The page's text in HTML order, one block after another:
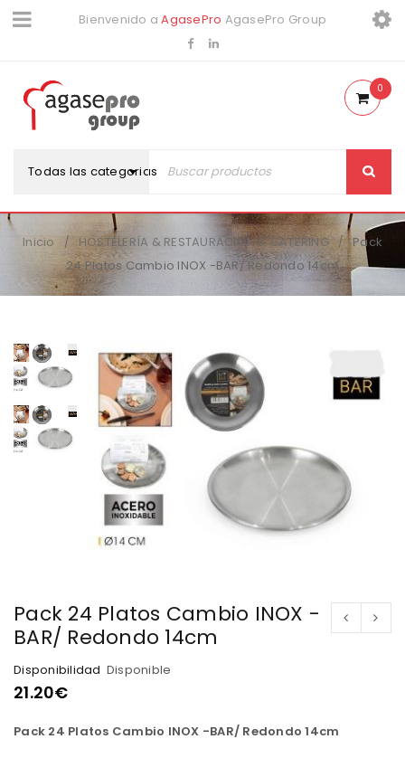
Bienvenido aAgasePro AgasePro Group
Todas las categorias
0
Inicio / HOSTELERÍA & RESTAURACIÓN & CATERING /
Pack
24 Platos Cambio INOX -BAR/ Redondo 14cm
Pack 24 Platos Cambio INOX -
BAR/ Redondo 14cm
Disponibilidad Disponible
21.20€
Pack 24 Platos Cambio INOX -BAR/ Redondo 14cm